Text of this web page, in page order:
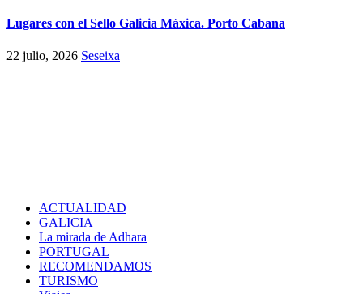
Lugares con el Sello Galicia Máxica. Porto Cabana
22 julio, 2026 Seseixa
ACTUALIDAD
GALICIA
La mirada de Adhara
PORTUGAL
RECOMENDAMOS
TURISMO